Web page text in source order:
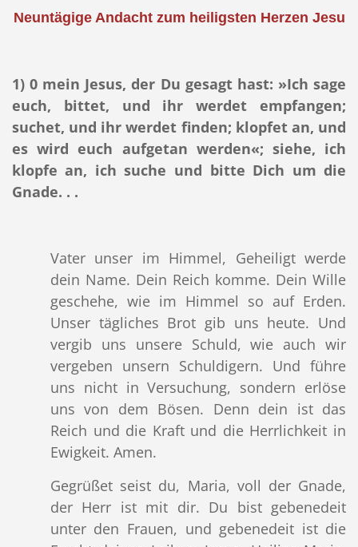
Neuntägige Andacht zum heiligsten Herzen Jesu
1) 0 mein Jesus, der Du gesagt hast: »Ich sage
euch, bittet, und ihr werdet empfangen;
suchet, und ihr werdet finden; klopfet an, und
es wird euch aufgetan werden«; siehe, ich
klopfe an, ich suche und bitte Dich um die
Gnade. . .
Vater unser im Himmel, Geheiligt werde
dein Name. Dein Reich komme. Dein Wille
geschehe, wie im Himmel so auf Erden.
Unser tägliches Brot gib uns heute. Und
vergib uns unsere Schuld, wie auch wir
vergeben unsern Schuldigern. Und führe
uns nicht in Versuchung, sondern erlöse
uns von dem Bösen. Denn dein ist das
Reich und die Kraft und die Herrlichkeit in
Ewigkeit. Amen.
Gegrüßet seist du, Maria, voll der Gnade,
der Herr ist mit dir. Du bist gebenedeit
unter den Frauen, und gebenedeit ist die